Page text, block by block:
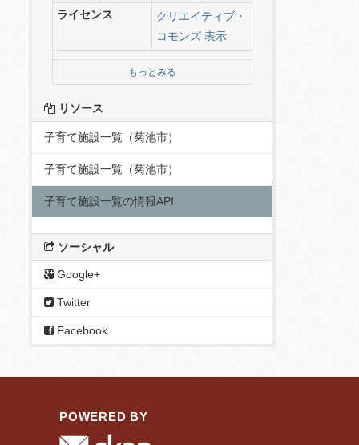
ライセンス
クリエイティブ・
コモンズ 表示
もっとみる
リソース
子育て施設一覧（菊池市）
子育て施設一覧（菊池市）
子育て施設一覧の情報API
ソーシャル
Google+
Twitter
Facebook
POWERED BY